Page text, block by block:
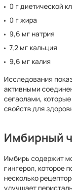
0 г диетической
0 г жира
9,6 мг натрия
7,2 мг кальция
9,6 мг калия
Исследования
активными
сегаолами,
свойств для
Имбирный
Имбирь содержит
гингерол, которое
несколько
улучшает